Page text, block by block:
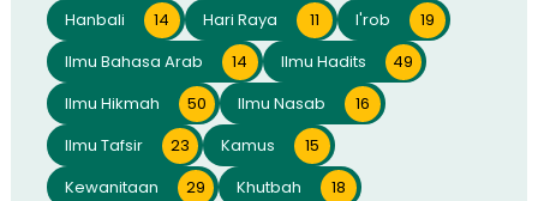
Hanbali
14 Hari Raya 11 I'rob
19
Ilmu Bahasa Arab
14 Ilmu Hadits
49
Ilmu Hikmah
50 Ilmu Nasab
16
Ilmu Tafsir
23 Kamus
15
Kewanitaan
29 Khutbah
18